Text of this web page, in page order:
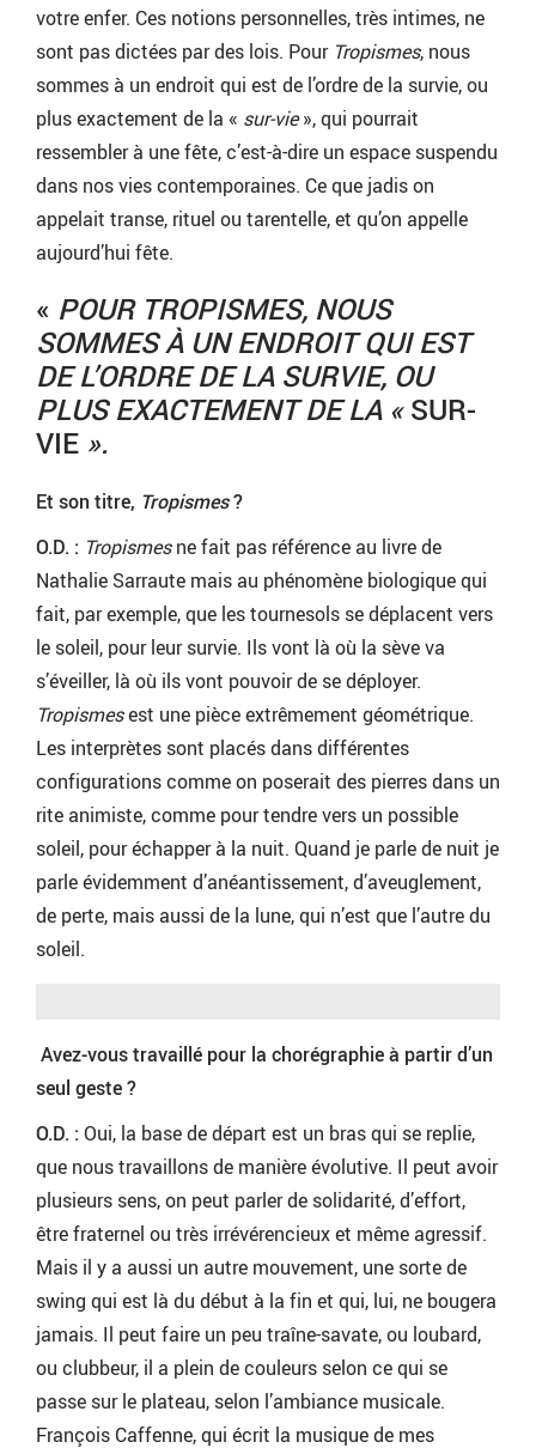
votre enfer. Ces notions personnelles, très intimes, ne
sont pas dictées par des lois. Pour Tropismes, nous
sommes à un endroit qui est de l’ordre de la survie, ou
plus exactement de la « sur-vie», qui pourrait
ressembler à une fête, c’est-à-dire un espace suspendu
dans nos vies contemporaines. Ce que jadis on
appelait transe, rituel ou tarentelle, et qu’on appelle
aujourd’hui fête.
« POUR TROPISMES, NOUS
SOMMES À UN ENDROIT QUI EST
DE L’ORDRE DE LA SURVIE, OU
PLUS EXACTEMENT DE LA «SUR-
VIE ».
Et son titre, Tropismes?
O.D. : Tropismesne fait pas référence au livre de
Nathalie Sarraute mais au phénomène biologique qui
fait, par exemple, que les tournesols se déplacent vers
le soleil, pour leur survie. Ils vont là où la sève va
s’éveiller, là où ils vont pouvoir de se déployer.
Tropismesest une pièce extrêmement géométrique.
Les interprètes sont placés dans différentes
configurations comme on poserait des pierres dans un
rite animiste, comme pour tendre vers un possible
soleil, pour échapper à la nuit. Quand je parle de nuit je
parle évidemment d’anéantissement, d’aveuglement,
de perte, mais aussi de la lune, qui n’est que l’autre du
soleil.
Avez-vous travaillé pour la chorégraphie à partir d’un
seul geste ?
O.D. : Oui, la base de départ est un bras qui se replie,
que nous travaillons de manière évolutive. Il peut avoir
plusieurs sens, on peut parler de solidarité, d’effort,
être fraternel ou très irrévérencieux et même agressif.
Mais il y a aussi un autre mouvement, une sorte de
swing qui est là du début à la fin et qui, lui, ne bougera
jamais. Il peut faire un peu traîne-savate, ou loubard,
ou clubbeur, il a plein de couleurs selon ce qui se
passe sur le plateau, selon l’ambiance musicale.
François Caffenne, qui écrit la musique de mes